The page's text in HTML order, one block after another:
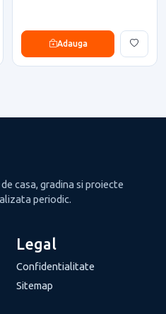
Adauga
casa, gradina si proiecte
periodic.
Legal
Confidentialitate
Sitemap